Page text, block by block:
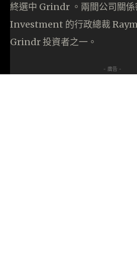
終選中 Grindr 。兩間公司關
Investment 的行政總裁
Grindr 投資者之一。
- 廣告 -